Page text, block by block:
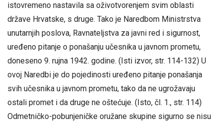
istovremeno nastavila sa oživotvorenjem svim oblasti
države Hrvatske, s druge. Tako je Naredbom Ministrstva
unutarnjih poslova, Ravnateljstva za javni red i sigurnost,
uređeno pitanje o ponašanju učesnika u javnom prometu,
doneseno 9. rujna 1942. godine. (Isti izvor, str. 114-132) U
ovoj Naredbi je do pojedinosti uređeno pitanje ponašanja
svih učesnika u javnom prometu, tako da ne ugrožavaju
ostali promet i da druge ne oštećuje. (Isto, čl. 1., str. 114)
Odmetničko-pobunjeničke oružane skupine sigurno se nisu